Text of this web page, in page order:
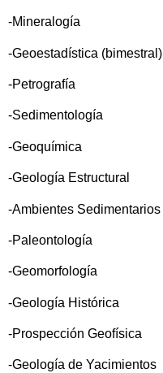
-Mineralogía
-Geoestadística (bimestral)
-Petrografía
-Sedimentología
-Geoquímica
-Geología Estructural
-Ambientes Sedimentarios
-Paleontología
-Geomorfología
-Geología Histórica
-Prospección Geofísica
-Geología de Yacimientos